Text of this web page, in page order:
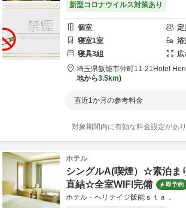
新型コロナウイルス対策あり
個室 定
寝室1室 浴
寝具3組 広
埼玉県飯能市仲町11-21 Hotel
地から3.5km
直近1か月の参考料金
対象期間内に有効な料金設定があり
ホテル
シングルA(喫煙）☆素泊ま
直結☆全室WIFI完備
即予約
ホテル・ヘリテイジ飯能ｓｔａ．